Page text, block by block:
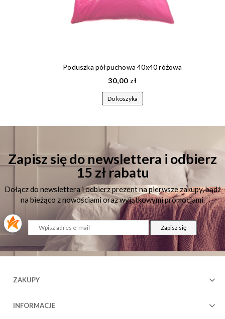
Poduszka półpuchowa 40x40 różowa
30,00 zł
Do koszyka
Zapisz się do newslettera i odbierz
15 zł rabatu
Dołącz do newslettera i odbierz prezent na pierwsze zakupy, bądź
na bieżąco z nowościami oraz wyjątkowymi promocjami.
Zapisz się
ZAKUPY
INFORMACJE